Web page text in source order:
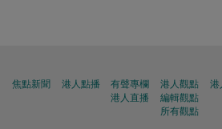
焦點新聞 港人點播
有聲專欄
港人直播
港人觀點
編輯觀點
所有觀點
港